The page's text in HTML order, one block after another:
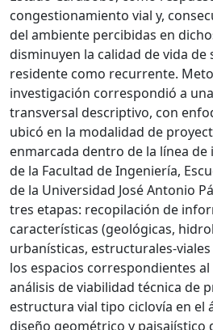
congestionamiento vial y,
del ambiente percibidas en
disminuyen la calidad de vida
residente como recurrente.
investigación correspondió a
transversal descriptivo, con
ubicó en la modalidad de
enmarcada dentro de la línea de
de la Facultad de Ingeniería,
de la Universidad José Antonio
tres etapas: recopilación de
características (geológicas,
urbanísticas, estructurales-
los espacios correspondientes
análisis de viabilidad técnica de
estructura vial tipo ciclovía en el
diseño geométrico y paisajístico